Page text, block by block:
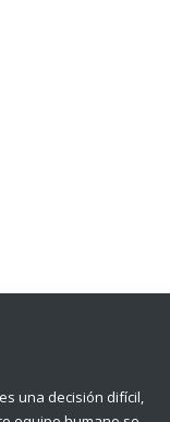
una decisión difícil,